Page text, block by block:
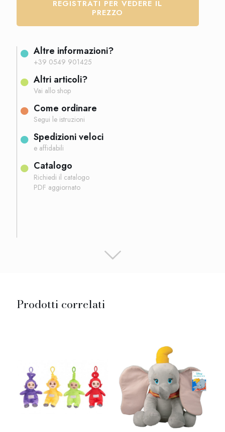
REGISTRATI PER VEDERE IL
PREZZO
Altre informazioni?
+39 0549 901425
Altri articoli?
Vai allo shop
Come ordinare
Segui le istruzioni
Spedizioni veloci
e affidabili
Catalogo
Richiedi il catalogo
PDF aggiornato
Prodotti correlati